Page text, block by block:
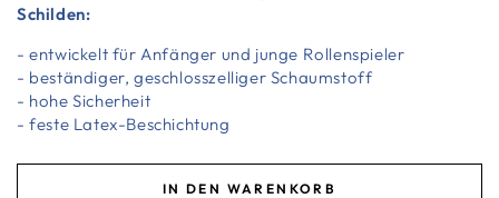
Schilden:
- entwickelt für Anfänger und junge Rollenspieler
- beständiger, geschlosszelliger Schaumstoff
- hohe Sicherheit
- feste Latex-Beschichtung
IN DEN WARENKORB